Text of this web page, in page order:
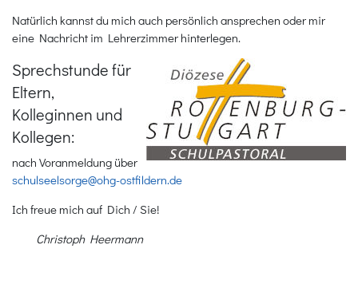
Natürlich kannst du mich auch persönlich ansprechen oder mir
eine Nachricht im Lehrerzimmer hinterlegen.
Sprechstunde für
Eltern,
Kolleginnen und
Kollegen:
nach Voranmeldung über
schulseelsorge@ohg-ostfildern.de
Ich freue mich auf Dich / Sie!
Christoph Heermann